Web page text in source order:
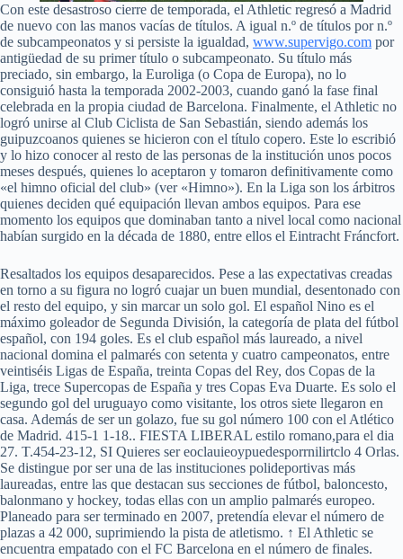
Con este desastroso cierre de temporada, el Athletic regresó a Madrid
de nuevo con las manos vacías de títulos. A igual n.º de títulos por n.º
de subcampeonatos y si persiste la igualdad, www.supervigo.com por
antigüedad de su primer título o subcampeonato. Su título más
preciado, sin embargo, la Euroliga (o Copa de Europa), no lo
consiguió hasta la temporada 2002-2003, cuando ganó la fase final
celebrada en la propia ciudad de Barcelona. Finalmente, el Athletic no
logró unirse al Club Ciclista de San Sebastián, siendo además los
guipuzcoanos quienes se hicieron con el título copero. Este lo escribió
y lo hizo conocer al resto de las personas de la institución unos pocos
meses después, quienes lo aceptaron y tomaron definitivamente como
«el himno oficial del club» (ver «Himno»). En la Liga son los árbitros
quienes deciden qué equipación llevan ambos equipos. Para ese
momento los equipos que dominaban tanto a nivel local como nacional
habían surgido en la década de 1880, entre ellos el Eintracht Fráncfort.
Resaltados los equipos desaparecidos. Pese a las expectativas creadas
en torno a su figura no logró cuajar un buen mundial, desentonado con
el resto del equipo, y sin marcar un solo gol. El español Nino es el
máximo goleador de Segunda División, la categoría de plata del fútbol
español, con 194 goles. Es el club español más laureado, a nivel
nacional domina el palmarés con setenta y cuatro campeonatos, entre
veintiséis Ligas de España, treinta Copas del Rey, dos Copas de la
Liga, trece Supercopas de España y tres Copas Eva Duarte. Es solo el
segundo gol del uruguayo como visitante, los otros siete llegaron en
casa. Además de ser un golazo, fue su gol número 100 con el Atlético
de Madrid. 415-1 1-18.. FIESTA LIBERAL estilo romano,para el dia
27. T.454-23-12, SI Quieres ser eoclauieoypuedesporrnilirtclo 4 Orlas.
Se distingue por ser una de las instituciones polideportivas más
laureadas, entre las que destacan sus secciones de fútbol, baloncesto,
balonmano y hockey, todas ellas con un amplio palmarés europeo.
Planeado para ser terminado en 2007, pretendía elevar el número de
plazas a 42 000, suprimiendo la pista de atletismo. ↑ El Athletic se
encuentra empatado con el FC Barcelona en el número de finales.